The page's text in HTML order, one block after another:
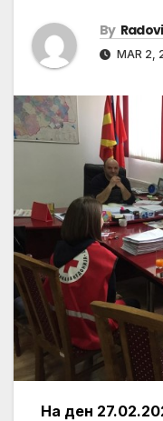
By
MAR 2,
На ден